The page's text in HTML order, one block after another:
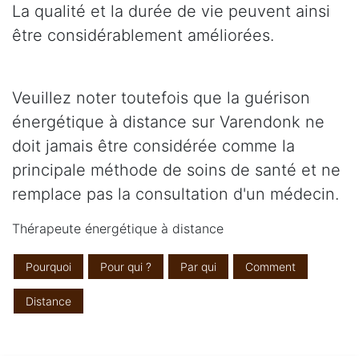
La qualité et la durée de vie peuvent ainsi
être considérablement améliorées.
Veuillez noter toutefois que la guérison
énergétique à distance sur Varendonk ne
doit jamais être considérée comme la
principale méthode de soins de santé et ne
remplace pas la consultation d'un médecin.
Thérapeute énergétique à distance
Pourquoi Pour qui ? Par qui Comment
Distance